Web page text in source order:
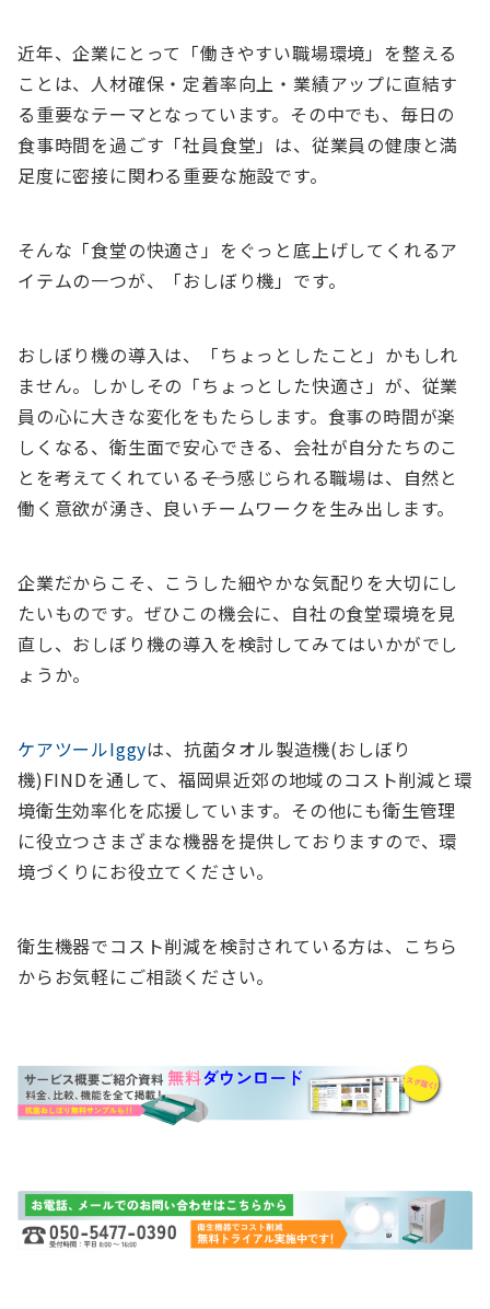
近年、企業にとって「働きやすい職場環境」を整える
ことは、人材確保・定着率向上・業績アップに直結す
る重要なテーマとなっています。その中でも、毎日の
食事時間を過ごす「社員食堂」は、従業員の健康と満
足度に密接に関わる重要な施設です。
そんな「食堂の快適さ」をぐっと底上げしてくれるア
イテムの一つが、「おしぼり機」です。
おしぼり機の導入は、「ちょっとしたこと」かもしれ
ません。しかしその「ちょっとした快適さ」が、従業
員の心に大きな変化をもたらします。食事の時間が楽
しくなる、衛生面で安心できる、会社が自分たちのこ
とを考えてくれている――そう感じられる職場は、自然と
働く意欲が湧き、良いチームワークを生み出します。
企業だからこそ、こうした細やかな気配りを大切にし
たいものです。ぜひこの機会に、自社の食堂環境を見
直し、おしぼり機の導入を検討してみてはいかがでし
ょうか。
ケアツールIggyは、抗菌タオル製造機(おしぼり
機)FINDを通して、福岡県近郊の地域のコスト削減と環
境衛生効率化を応援しています。その他にも衛生管理
に役立つさまざまな機器を提供しておりますので、環
境づくりにお役立てください。
衛生機器でコスト削減を検討されている方は、こちら
からお気軽にご相談ください。